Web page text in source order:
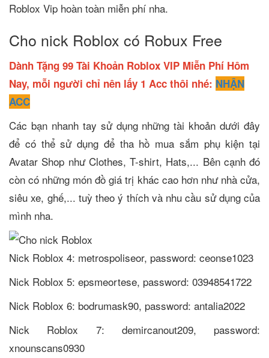
Roblox Vip hoàn toàn miễn phí nha.
Cho nick Roblox có Robux Free
Dành Tặng 99 Tài Khoản Roblox VIP Miễn Phí Hôm
Nay, mỗi người chỉ nên lấy 1 Acc thôi nhé: NHẬN
ACC
Các bạn nhanh tay sử dụng những tài khoản dưới đây
để có thể sử dụng để tha hồ mua sắm phụ kiện tại
Avatar Shop như Clothes, T-shirt, Hats,... Bên cạnh đó
còn có những món đồ giá trị khác cao hơn như nhà cửa,
siêu xe, ghế,... tuỳ theo ý thích và nhu cầu sử dụng của
mình nha.
Nick Roblox 4: metrospoliseor, password: ceonse1023
Nick Roblox 5: epsmeortese, password: 03948541722
Nick Roblox 6: bodrumask90, password: antalia2022
Nick Roblox 7: demircanout209, password:
xnounscans0930